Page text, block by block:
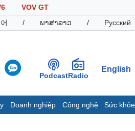
VOV GT
/ ພາສາລາວ / Русский
PodcastRadio
English
Doanh nghiệp Công nghệ Sức khỏe